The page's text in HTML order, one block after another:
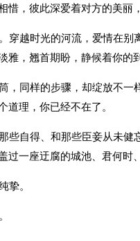
，彼此深爱着对方的美丽
穿越时光的河流，爱情在别
，翘首期盼，静候着你的到
，同样的步骤，却绽放不一
道理，你已经不在了。
些自得、和那些臣妾从未健
一座迂腐的城池、君何时
挚。